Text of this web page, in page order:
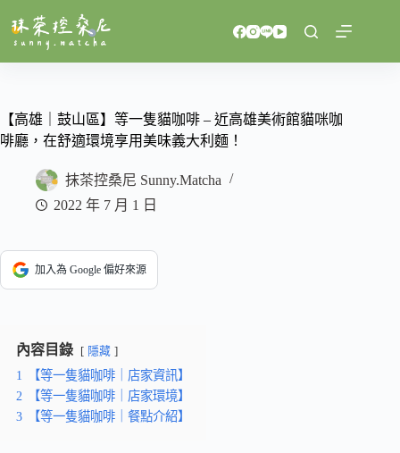
至
容【高雄｜鼓山區】等一隻貓咖啡 – 近高雄美術館貓咪咖
啡廳，在舒適環境享用美味義大利麵！
抹茶控桑尼 Sunny.Matcha
2022 年 7 月 1 日
加入為 Google 偏好來源
內容目錄 隱藏
1
【等一隻貓咖啡｜店家資訊】
2
【等一隻貓咖啡｜店家環境】
3
【等一隻貓咖啡｜餐點介紹】